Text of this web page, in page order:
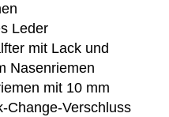
Leder
mit Lack und
Nasenriemen
mit 10 mm
Change-Verschluss